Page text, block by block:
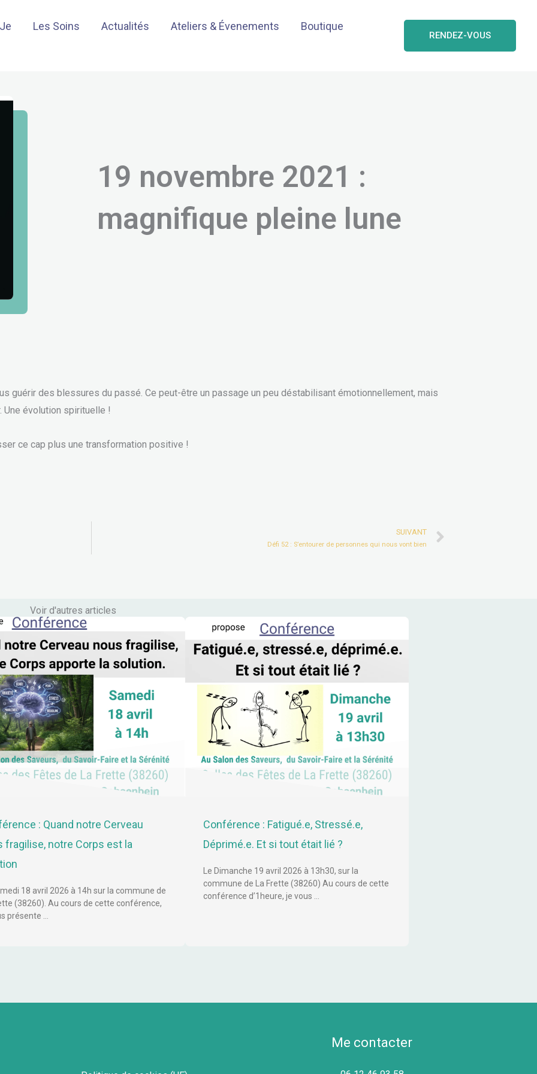
Les Soins Actualités Ateliers & Évenements
Boutique
RENDEZ-VOUS
19 novembre 2021 :
magnifique pleine lune
guérir des blessures du passé. Ce peut-être un passage un peu déstabilisant émotionnellement, mais
Une évolution spirituelle !
ce cap plus une transformation positive !
SUIVANT
Défi 52 : S’entourer de personnes qui nous vont bien
Voir d'autres articles
: Quand notre Cerveau
fragilise, notre Corps est la
18 avril 2026 à 14h sur la commune de
(38260). Au cours de cette conférence,
présente …
Conférence : Fatigué.e, Stressé.e,
Déprimé.e. Et si tout était lié ?
Le Dimanche 19 avril 2026 à 13h30, sur la
commune de La Frette (38260) Au cours de cette
conférence d’1heure, je vous …
Me contacter